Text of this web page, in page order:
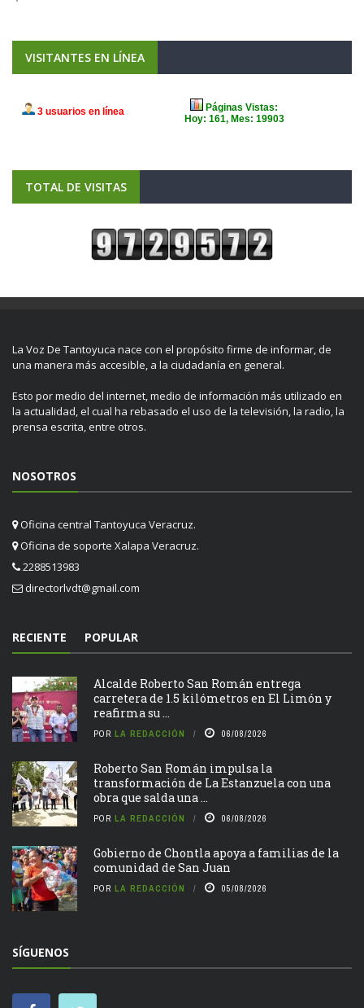
VISITANTES EN LÍNEA
TOTAL DE VISITAS
La Voz De Tantoyuca nace con el propósito firme de informar, de
una manera más accesible, a la ciudadanía en general.
Esto por medio del internet, medio de información más utilizado en
la actualidad, el cual ha rebasado el uso de la televisión, la radio, la
prensa escrita, entre otros.
NOSOTROS
Oficina central Tantoyuca Veracruz.
Oficina de soporte Xalapa Veracruz.
2288513983
directorlvdt@gmail.com
RECIENTE POPULAR
Alcalde Roberto San Román entrega
carretera de 1.5 kilómetros en El Limón y
reafirma su ...
POR LA REDACCIÓN 06/08/2026
Roberto San Román impulsa la
transformación de La Estanzuela con una
obra que salda una ...
POR LA REDACCIÓN 06/08/2026
Gobierno de Chontla apoya a familias de la
comunidad de San Juan
POR LA REDACCIÓN 05/08/2026
SÍGUENOS